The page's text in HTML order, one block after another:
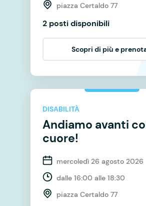
piazza Certaldo 77
2 posti disponibili
Scopri di più e
DISABILITÀ
Andiamo avanti
cuore!
mercoledì 26 agosto 2026
dalle 16:00 alle 18:30
piazza Certaldo 77